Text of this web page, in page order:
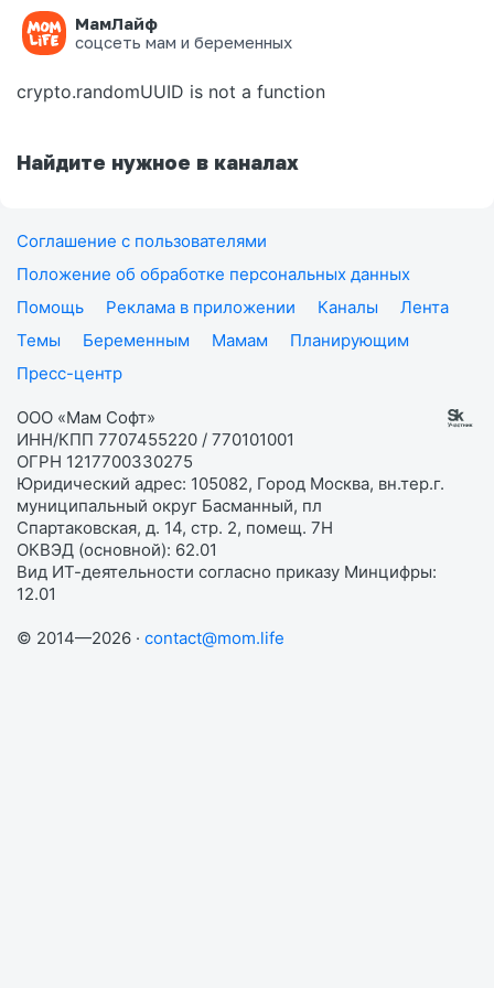
МамЛайф
соцсеть мам и беременных
Ошибка на странице
crypto.randomUUID is not a function
Найдите нужное в каналах
Соглашение с пользователями
Положение об обработке персональных данных
Помощь
Реклама в приложении Каналы
Лента
Темы
Беременным Мамам
Планирующим
Пресс-центр
ООО «Мам Софт»
ИНН/КПП 7707455220 / 770101001
ОГРН 1217700330275
Юридический адрес: 105082, Город Москва, вн.тер.г.
муниципальный округ Басманный, пл
Спартаковская, д. 14, стр. 2, помещ. 7Н
ОКВЭД (основной): 62.01
Вид ИТ-деятельности согласно приказу Минцифры:
12.01
© 2014—2026 · contact@mom.life